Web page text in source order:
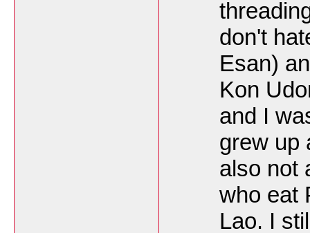
don't
Esan)
Kon
and I
grew up
also not
who eat
Lao. I